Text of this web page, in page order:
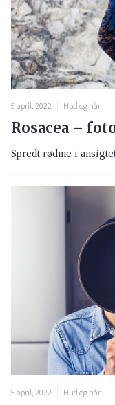
5 april, 2022 Hud og hår
Rosacea –
Spredt rødme i
5 april, 2022 Hud og hår